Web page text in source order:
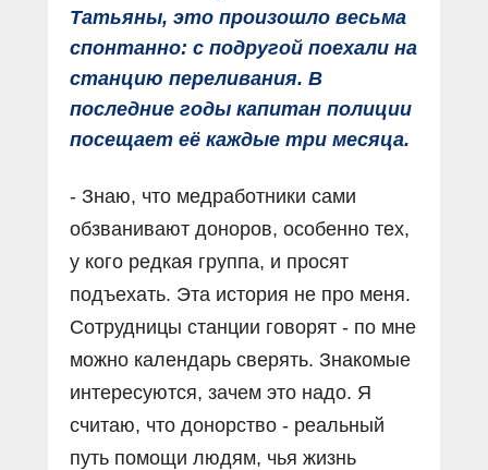
Татьяны, это произошло весьма
спонтанно: с подругой поехали на
станцию переливания. В
последние годы капитан полиции
посещает её каждые три месяца.
- Знаю, что медработники сами
обзванивают доноров, особенно тех,
у кого редкая группа, и просят
подъехать. Эта история не про меня.
Сотрудницы станции говорят - по мне
можно календарь сверять. Знакомые
интересуются, зачем это надо. Я
считаю, что донорство - реальный
путь помощи людям, чья жизнь